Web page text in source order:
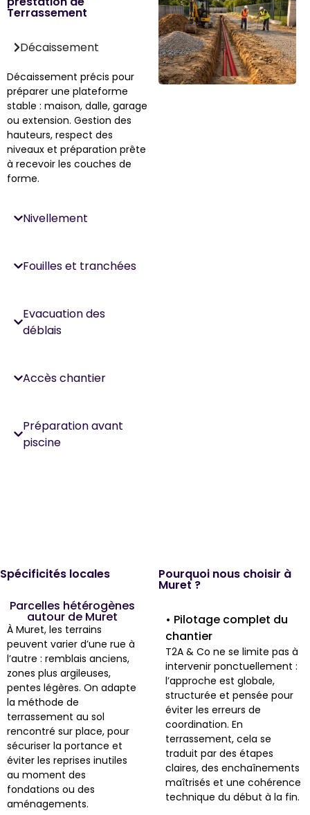
Terrassement
Décaissement
Décaissement précis pour
préparer une plateforme
stable : maison, dalle, garage
ou extension. Gestion des
hauteurs, respect des
niveaux et préparation prête
à recevoir les couches de
forme.
Nivellement
Fouilles et tranchées
Evacuation des
déblais
Accès chantier
Préparation avant
piscine
Spécificités locales
Parcelles hétérogènes
autour de Muret
À Muret, les terrains
peuvent varier d’une rue à
l’autre : remblais anciens,
zones plus argileuses,
pentes légères. On adapte
la méthode de
terrassement au sol
rencontré sur place, pour
sécuriser la portance et
éviter les reprises inutiles
au moment des
fondations ou des
aménagements.
Pourquoi nous choisir à
Muret ?
• Pilotage complet du
chantier
T2A & Co ne se limite pas à
intervenir ponctuellement :
l’approche est globale,
structurée et pensée pour
éviter les erreurs de
coordination. En
terrassement, cela se
traduit par des étapes
claires, des enchaînements
maîtrisés et une cohérence
technique du début à la fin.